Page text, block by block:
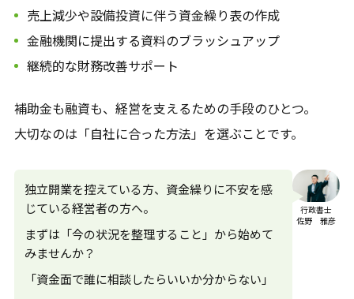
売上減少や設備投資に伴う資金繰り表の作成
金融機関に提出する資料のブラッシュアップ
継続的な財務改善サポート
補助金も融資も、経営を支えるための手段のひとつ。
大切なのは「自社に合った方法」を選ぶことです。
独立開業を控えている方、資金繰りに不安を感
じている経営者の方へ。
まずは「今の状況を整理すること」から始めて
みませんか？
「資金面で誰に相談したらいいか分からない」
行政書士
佐野 雅彦